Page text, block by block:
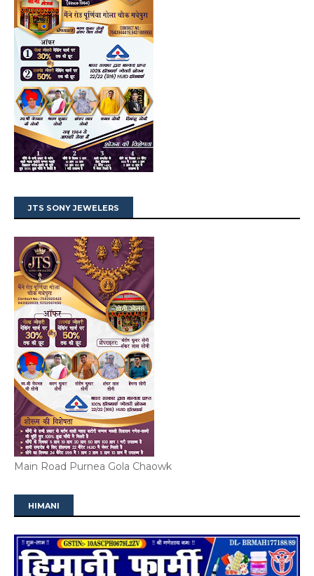
JTS SONY JEWELERS
Main Road Purnea Gola Chaowk
HIMANI